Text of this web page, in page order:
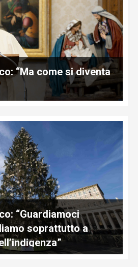
“Ma come si diventa
“Guardiamoci
soprattutto a